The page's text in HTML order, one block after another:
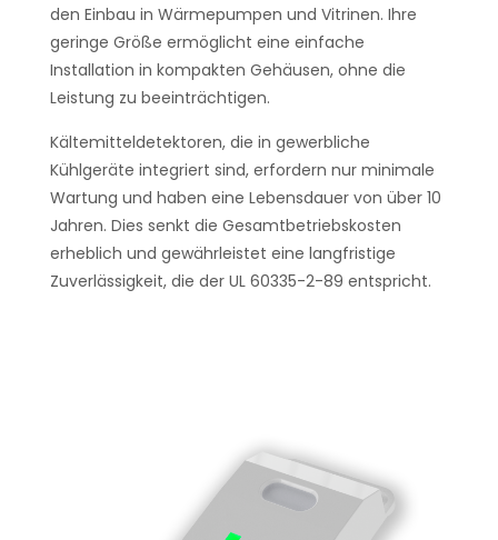
den Einbau in Wärmepumpen und Vitrinen. Ihre
geringe Größe ermöglicht eine einfache
Installation in kompakten Gehäusen, ohne die
Leistung zu beeinträchtigen.
Kältemitteldetektoren, die in gewerbliche
Kühlgeräte integriert sind, erfordern nur minimale
Wartung und haben eine Lebensdauer von über 10
Jahren. Dies senkt die Gesamtbetriebskosten
erheblich und gewährleistet eine langfristige
Zuverlässigkeit, die der UL 60335-2-89 entspricht.